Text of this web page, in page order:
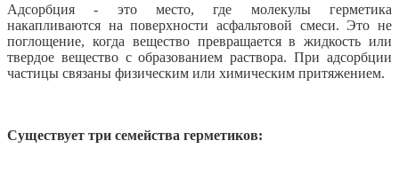
Адсорбция - это место, где молекулы герметика
накапливаются на поверхности асфальтовой смеси. Это не
поглощение, когда вещество превращается в жидкость или
твердое вещество с образованием раствора. При адсорбции
частицы связаны физическим или химическим притяжением.
Существует три семейства герметиков: